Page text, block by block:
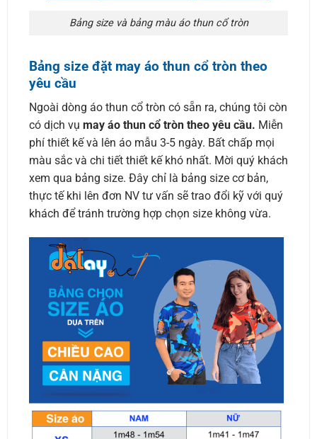
Bảng size và bảng màu áo thun cổ tròn
Bảng size đặt may áo thun cổ tròn theo
yêu cầu
Ngoài dòng áo thun cổ tròn có sẵn ra, chúng tôi còn
có dịch vụ may áo thun cổ tròn theo yêu cầu. Miễn
phí thiết kế và lên áo mẫu 3-5 ngày. Bất chấp mọi
màu sắc và chi tiết thiết kế khó nhất. Mời quý khách
xem qua bảng size. Đây chỉ là bảng size cơ bản,
thực tế khi lên đơn NV tư vấn sẽ trao đổi kỹ với quý
khách để tránh trường hợp chọn size không vừa.